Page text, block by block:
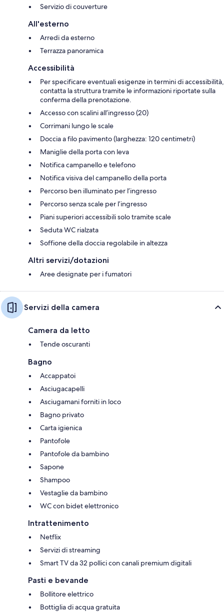
Servizio di couverture
All'esterno
Arredi da esterno
Terrazza panoramica
Accessibilità
Per specificare eventuali esigenze in termini di accessibilità,
contatta la struttura tramite le informazioni riportate sulla
conferma della prenotazione.
Accesso con scalini all’ingresso (20)
Corrimani lungo le scale
Doccia a filo pavimento (larghezza: 120 centimetri)
Maniglie della porta con leva
Notifica campanello e telefono
Notifica visiva del campanello della porta
Percorso ben illuminato per l’ingresso
Percorso senza scale per l’ingresso
Piani superiori accessibili solo tramite scale
Seduta WC rialzata
Soffione della doccia regolabile in altezza
Altri servizi/dotazioni
Aree designate per i fumatori
Servizi della camera
Camera da letto
Tende oscuranti
Bagno
Accappatoi
Asciugacapelli
Asciugamani forniti in loco
Bagno privato
Carta igienica
Pantofole
Pantofole da bambino
Sapone
Shampoo
Vestaglie da bambino
WC con bidet elettronico
Intrattenimento
Netflix
Servizi di streaming
Smart TV da 32 pollici con canali premium digitali
Pasti e bevande
Bollitore elettrico
Bottiglia di acqua gratuita